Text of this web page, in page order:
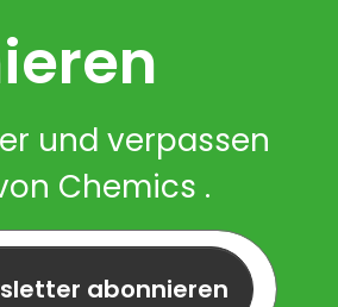
und verpassen
Chemics .
abonnieren